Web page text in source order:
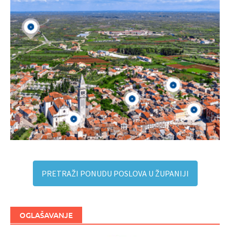
PRETRAŽI PONUDU POSLOVA U ŽUPANIJI
OGLAŠAVANJE